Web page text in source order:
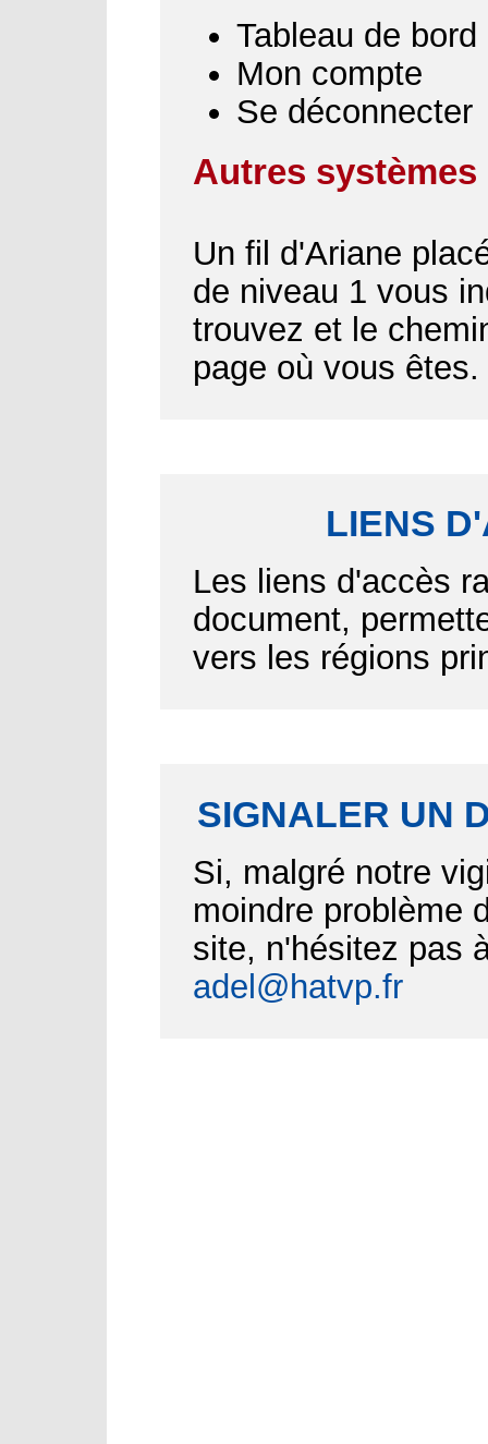
Tableau de bord
Mon compte
Se déconnecter
Autres
Un fil d'Ariane
de niveau 1 vous
trouvez et le
page où vous êtes.
LIENS
Les liens d'accès
document,
vers les régions
SIGNALER UN
Si, malgré notre
moindre problème
site, n'hésitez pas
adel@hatvp.fr